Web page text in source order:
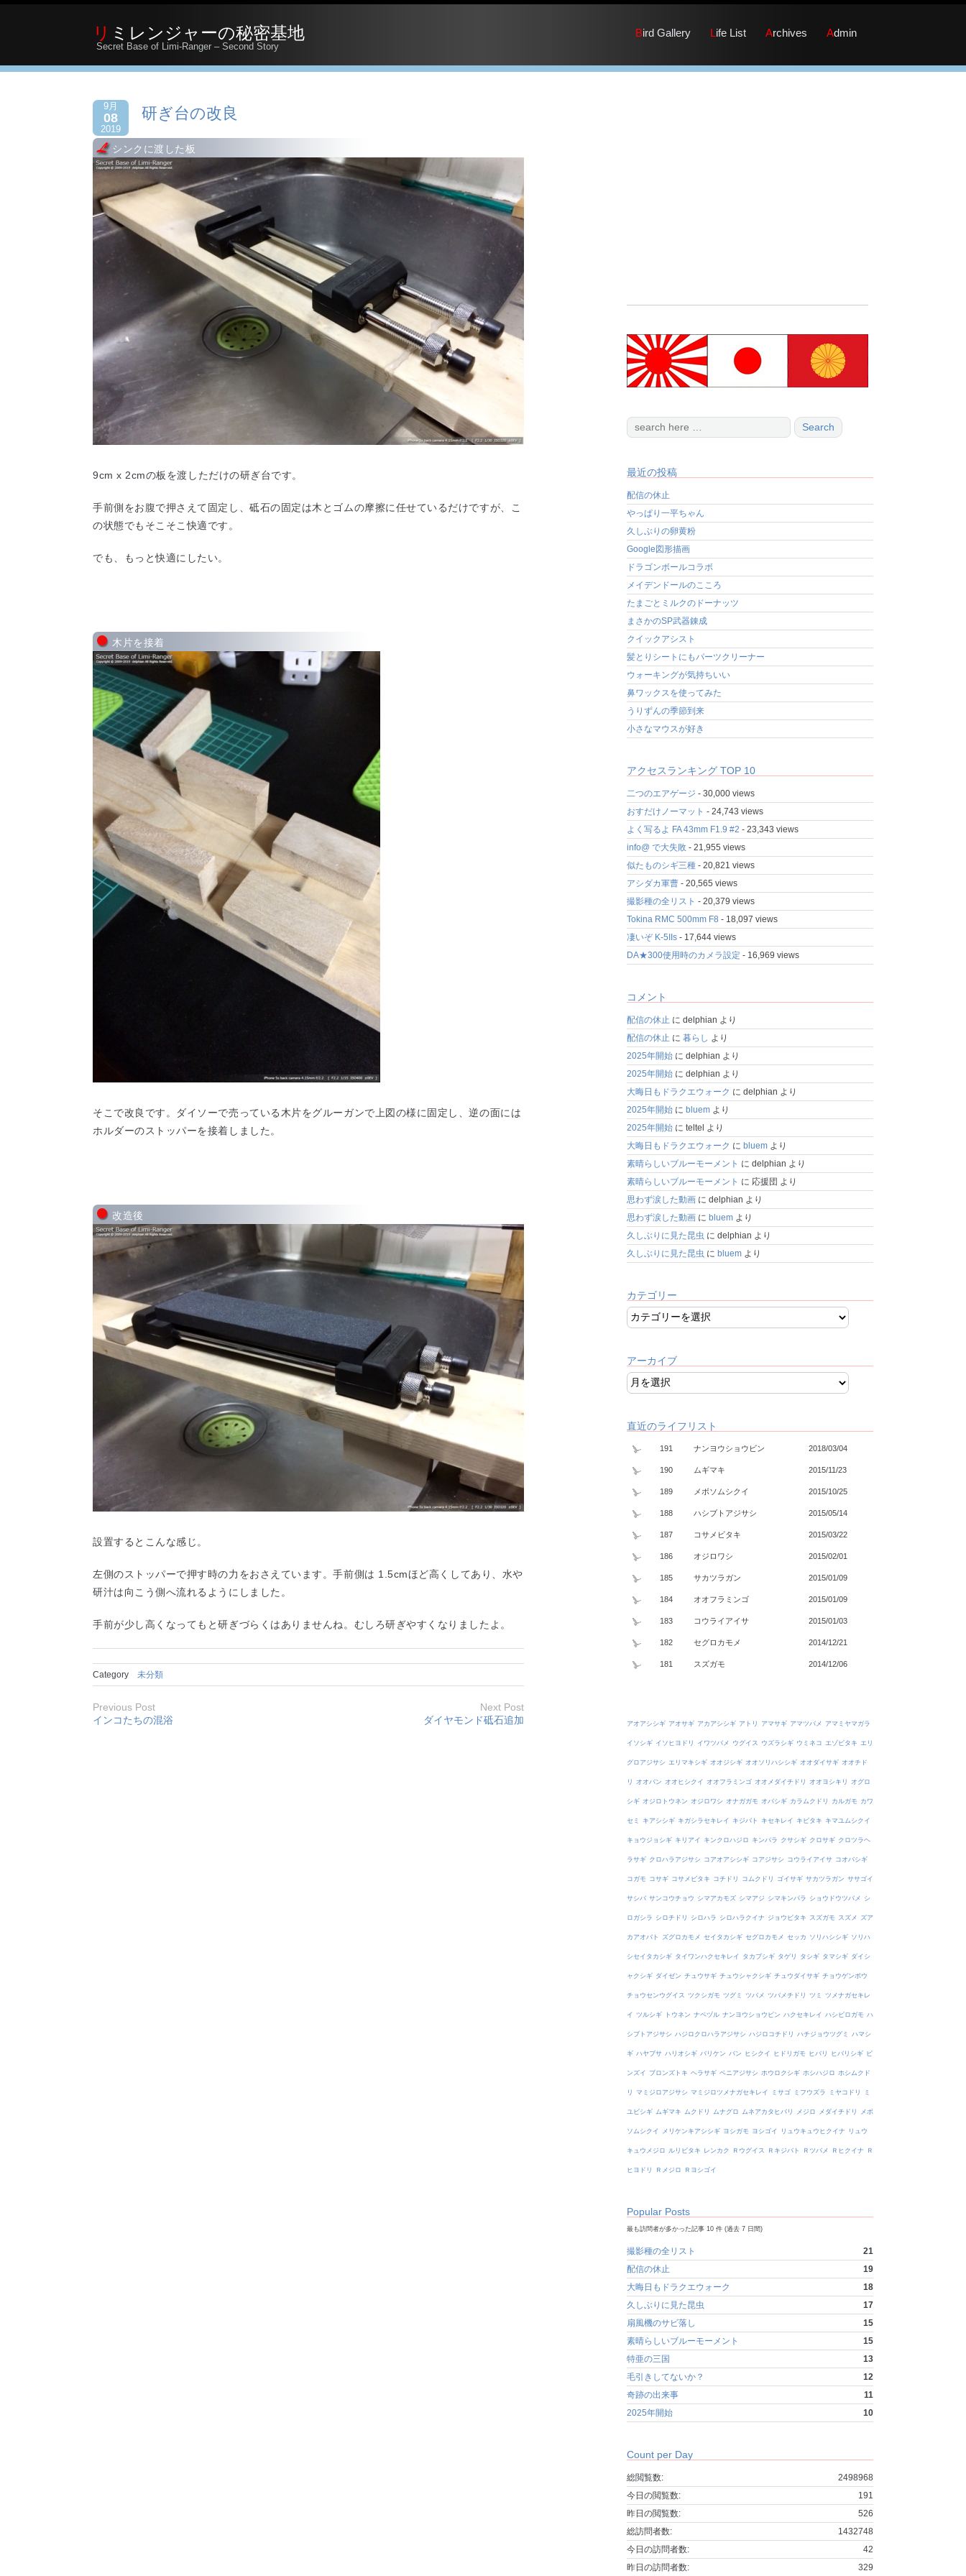
リミレンジャーの秘密基地
Secret Base of Limi-Ranger – Second Story
Bird Gallery Life List Archives Admin
9月
08
2019
研ぎ台の改良
シンクに渡した板
9cm x 2cmの板を渡しただけの研ぎ台です。
手前側をお腹で押さえて固定し、砥石の固定は木とゴムの摩擦に任せているだけですが、こ
の状態でもそこそこ快適です。
でも、もっと快適にしたい。
木片を接着
そこで改良です。ダイソーで売っている木片をグルーガンで上図の様に固定し、逆の面には
ホルダーのストッパーを接着しました。
改造後
設置するとこんな感じ。
左側のストッパーで押す時の力をおさえています。手前側は 1.5cmほど高くしてあり、水や
研汁は向こう側へ流れるようにしました。
手前が少し高くなってもと研ぎづらくはありませんね。むしろ研ぎやすくなりましたよ。
Category 未分類
Previous Post
インコたちの混浴
Next Post
ダイヤモンド砥石追加
最近の投稿
配信の休止
やっぱり一平ちゃん
久しぶりの卵黄粉
Google図形描画
ドラゴンボールコラボ
メイデンドールのこころ
たまごとミルクのドーナッツ
まさかのSP武器錬成
クイックアシスト
髪とりシートにもパーツクリーナー
ウォーキングが気持ちいい
鼻ワックスを使ってみた
うりずんの季節到来
小さなマウスが好き
アクセスランキング TOP 10
二つのエアゲージ - 30,000 views
おすだけノーマット - 24,743 views
よく写るよ FA 43mm F1.9 #2 - 23,343 views
info@ で大失敗- 21,955 views
似たものシギ三種- 20,821 views
アシダカ軍曹- 20,565 views
撮影種の全リスト - 20,379 views
Tokina RMC 500mm F8 - 18,097 views
凄いぞ K-5IIs- 17,644 views
DA★300使用時のカメラ設定 - 16,969 views
コメント
配信の休止 に delphian より
配信の休止 に 暮らし より
2025年開始に delphian より
2025年開始に delphian より
大晦日もドラクエウォーク に delphian より
2025年開始に bluemより
2025年開始に teltel より
大晦日もドラクエウォーク に bluemより
素晴らしいブルーモーメント に delphian より
素晴らしいブルーモーメント に 応援団 より
思わず涙した動画に delphian より
思わず涙した動画に bluemより
久しぶりに見た昆虫 に delphian より
久しぶりに見た昆虫 に bluemより
カテゴリー
アーカイブ
直近のライフリスト
191 ナンヨウショウビン 2018/03/04
190 ムギマキ 2015/11/23
189 メボソムシクイ 2015/10/25
188 ハシブトアジサシ 2015/05/14
187 コサメビタキ 2015/03/22
186 オジロワシ 2015/02/01
185 サカツラガン 2015/01/09
184 オオフラミンゴ 2015/01/09
183 コウライアイサ 2015/01/03
182 セグロカモメ 2014/12/21
181 スズガモ 2014/12/06
アオアシシギ アオサギ アカアシシギ アトリ アマサギ アマツバメ アマミヤマガラ
イソシギ イソヒヨドリ イワツバメ ウグイス ウズラシギ ウミネコ エゾビタキ エリ
グロアジサシ エリマキシギ オオジシギ オオソリハシシギ オオダイサギ オオチド
リ オオバン オオヒシクイ オオフラミンゴ オオメダイチドリ オオヨシキリ オグロ
シギ オジロトウネン オジロワシ オナガガモ オバシギ カラムクドリ カルガモ カワ
セミ キアシシギ キガシラセキレイ キジバト キセキレイ キビタキ キマユムシクイ
キョウジョシギ キリアイ キンクロハジロ キンパラ クサシギ クロサギ クロツラヘ
ラサギ クロハラアジサシ コアオアシシギ コアジサシ コウライアイサ コオバシギ
コガモ コサギ コサメビタキ コチドリ コムクドリ ゴイサギ サカツラガン ササゴイ
サシバ サンコウチョウ シマアカモズ シマアジ シマキンパラ ショウドウツバメ シ
ロガシラ シロチドリ シロハラ シロハラクイナ ジョウビタキ スズガモ スズメ ズア
カアオバト ズグロカモメ セイタカシギ セグロカモメ セッカ ソリハシシギ ソリハ
シセイタカシギ タイワンハクセキレイ タカブシギ タゲリ タシギ タマシギ ダイシ
ャクシギ ダイゼン チュウサギ チュウシャクシギ チュウダイサギ チョウゲンボウ
チョウセンウグイス ツクシガモ ツグミ ツバメ ツバメチドリ ツミ ツメナガセキレ
イ ツルシギ トウネン ナベヅル ナンヨウショウビン ハクセキレイ ハシビロガモ ハ
シブトアジサシ ハジロクロハラアジサシ ハジロコチドリ ハチジョウツグミ ハマシ
ギ ハヤブサ ハリオシギ バリケン バン ヒシクイ ヒドリガモ ヒバリ ヒバリシギ ビ
ンズイ ブロンズトキ ヘラサギ ベニアジサシ ホウロクシギ ホシハジロ ホシムクド
リ マミジロアジサシ マミジロツメナガセキレイ ミサゴ ミフウズラ ミヤコドリ ミ
ユビシギ ムギマキ ムクドリ ムナグロ ムネアカタヒバリ メジロ メダイチドリ メボ
ソムシクイ メリケンキアシシギ ヨシガモ ヨシゴイ リュウキュウヒクイナ リュウ
キュウメジロ ルリビタキ レンカク Ｒウグイス Ｒキジバト Ｒツバメ Ｒヒクイナ Ｒ
ヒヨドリ Ｒメジロ Ｒヨシゴイ
Popular Posts
最も訪問者が多かった記事 10 件 (過去 7 日間)
撮影種の全リスト
21
配信の休止
19
大晦日もドラクエウォーク
18
久しぶりに見た昆虫
17
扇風機のサビ落し
15
素晴らしいブルーモーメント
15
特亜の三国
13
毛引きしてないか？
12
奇跡の出来事
11
2025年開始
10
Count per Day
2498968
総閲覧数:
191
今日の閲覧数:
526
昨日の閲覧数:
1432748
総訪問者数:
42
今日の訪問者数:
329
昨日の訪問者数: